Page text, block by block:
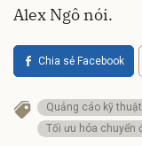
Alex Ngô nói.
Chia sẻ Facebook
Quảng cáo kỹ
Tối ưu hóa chuyển